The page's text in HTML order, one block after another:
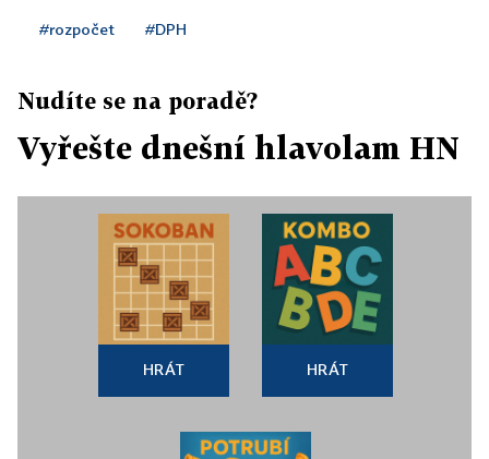
#rozpočet #DPH
Nudíte se na poradě?
Vyřešte dnešní hlavolam HN
HRÁT HRÁT